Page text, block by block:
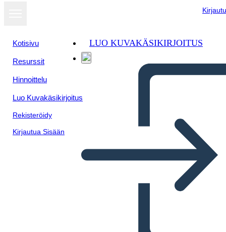
Kotisivu
Resurssit
Hinnoittelu
Luo Kuvakäsikirjoitus
Rekisteröidy
Kirjautua Sisään
LUO KUVAKÄSIKIRJOITUS
Näytä
diaesityksenä